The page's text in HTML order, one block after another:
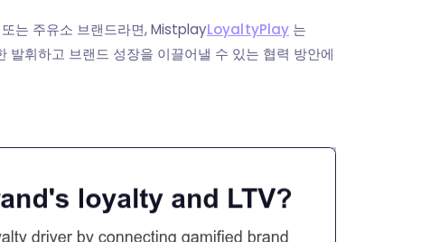
는 주유소 브랜드라면, MistplayLoyaltyPlay 는
휘하고 브랜드 성장을 이끌어낼 수 있는 협력 방안에